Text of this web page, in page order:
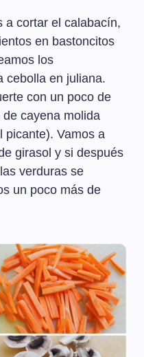
a cortar el calabacín,
en bastoncitos
los
cebolla en juliana.
con un poco de
cayena molida
picante). Vamos a
girasol y si después
verduras se
un poco más de